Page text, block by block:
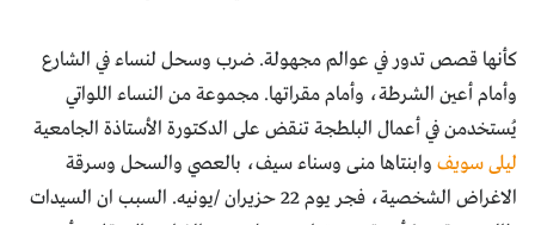
كأنها قصص تدور في عوالم مجهولة. ضرب وسحل لنساء في الشارع
وأمام أعين الشرطة، وأمام مقراتها. مجموعة من النساء اللواتي
يُستخدمن في أعمال البلطجة تنقض على الدكتورة الأستاذة الجامعية
ليلى سويف وابنتاها منى وسناء سيف، بالعصي والسحل وسرقة
الاغراض الشخصية، فجر يوم 22 حزيران /يونيه. السبب ان السيدات